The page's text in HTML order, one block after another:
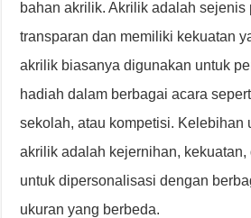
bahan akrilik. Akrilik adalah sejenis
transparan dan memiliki kekuatan
akrilik biasanya digunakan untuk
hadiah dalam berbagai acara
sekolah, atau kompetisi. Kelebihan
akrilik adalah kejernihan, kekuatan,
untuk dipersonalisasi dengan
ukuran yang berbeda.